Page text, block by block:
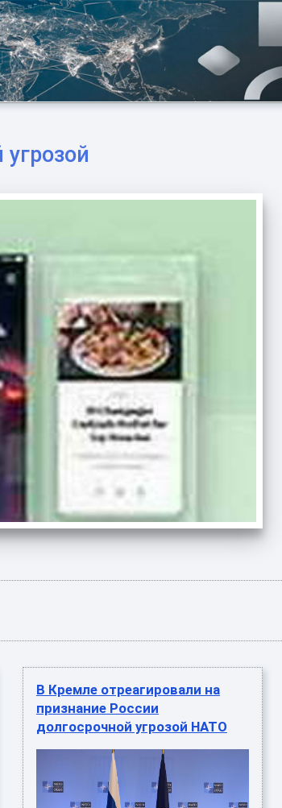
В Кремле отреагировали на
признание России
долгосрочной угрозой НАТО